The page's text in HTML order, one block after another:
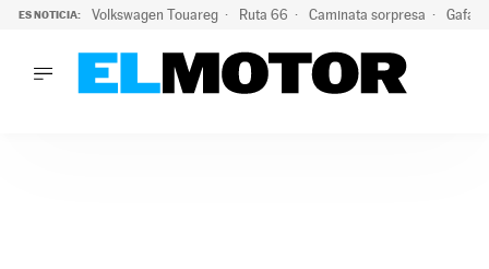
ES NOTICIA: Volkswagen Touareg Ruta 66 Caminata sorpresa Gafas